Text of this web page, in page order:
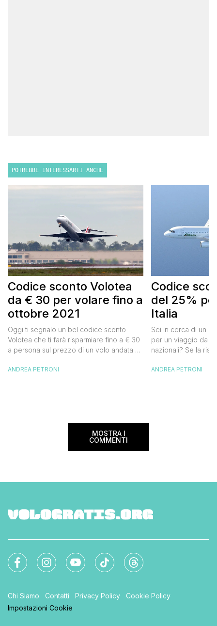
POTREBBE INTERESSARTI ANCHE
Codice sconto Volotea
da € 30 per volare fino a
ottobre 2021
Oggi ti segnalo un bel codice sconto
Volotea che ti farà risparmiare fino a € 30
a persona sul prezzo di un volo andata e
15 a tratta, che diventano € 30 su un volo
ANDREA PETRONI
Codice
del 25%
Italia
Sei in cerca di un
per un viaggio da
nazionali? Se la
Alitalia per l’Italia.
ANDREA PETRONI
MOSTRA I
COMMENTI
Chi Siamo Contatti Privacy Policy
Cookie Policy
Impostazioni Cookie